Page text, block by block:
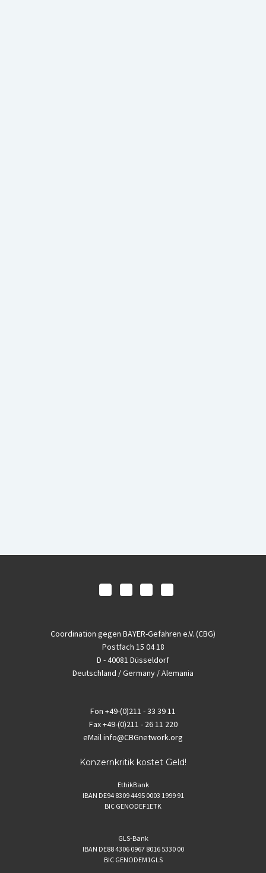
Coordination gegen BAYER-Gefahren e.V. (CBG)
Postfach 15 04 18
D - 40081 Düsseldorf
Deutschland / Germany / Alemania
Fon +49-(0)211 - 33 39 11
Fax+49-(0)211 - 26 11 220
eMailinfo@CBGnetwork.org
Konzernkritik kostet Geld!
EthikBank
IBAN DE94 8309 4495 0003 1999 91
BIC GENODEF1ETK
GLS-Bank
IBAN DE88 4306 0967 8016 5330 00
BIC GENODEM1GLS